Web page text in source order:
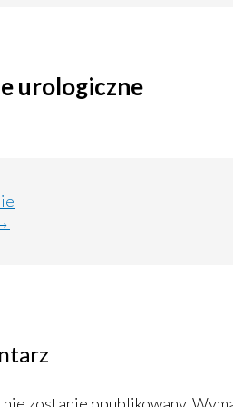
urologiczne
zostanie opublikowany.